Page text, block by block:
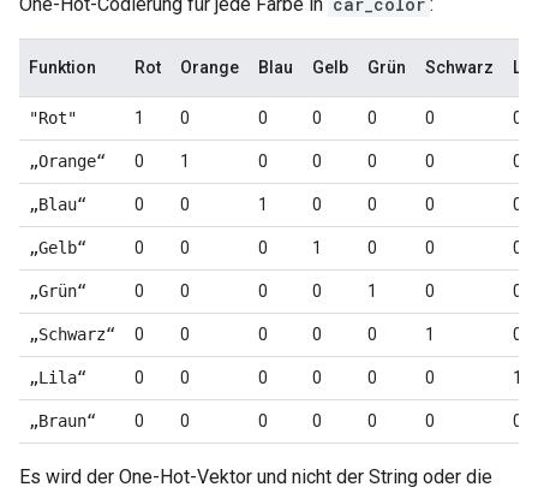
One-Hot-Codierung für jede Farbe in car_color :
Funktion Rot Orange Blau Gelb Grün Schwarz
"Rot" 1 0 0 0 0 0 0
„Orange“ 0 1 0 0 0 0 0
„Blau“ 0 0 1 0 0 0 0
„Gelb“ 0 0 0 1 0 0 0
„Grün“ 0 0 0 0 1 0 0
„Schwarz“ 0 0 0 0 0 1 0
„Lila“ 0 0 0 0 0 0 1
„Braun“ 0 0 0 0 0 0 0
Es wird der One-Hot-Vektor und nicht der String oder die